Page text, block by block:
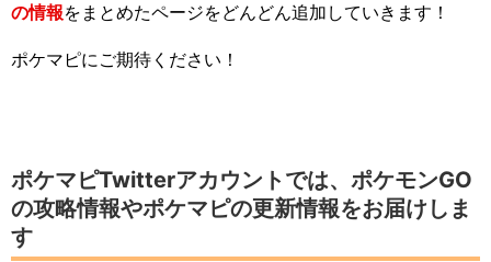
の情報をまとめたページをどんどん追加していきます！
ポケマピにご期待ください！
ポケマピTwitterアカウントでは、ポケモンGO
の攻略情報やポケマピの更新情報をお届けしま
す